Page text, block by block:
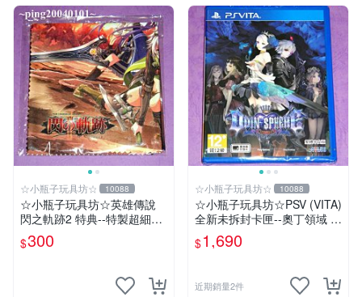
☆小瓶子玩具坊☆ 10088
☆小瓶子玩具坊☆英雄傳說
閃之軌跡2 特典--特製超細纖
維掛布 (無遊戲卡匣唷)
$300
☆小瓶子玩具坊☆ 10088
☆小瓶子玩具坊☆PSV (VITA)
全新未拆封卡匣--奧丁領域 里
普特拉西爾 中文版
$1,690
近期銷量2件